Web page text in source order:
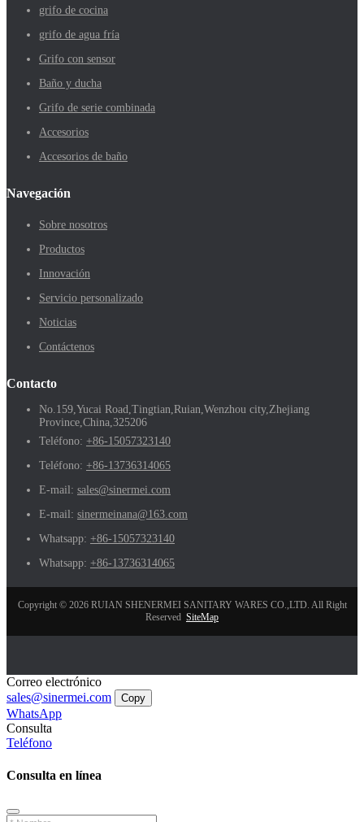
grifo de cocina
grifo de agua fría
Grifo con sensor
Baño y ducha
Grifo de serie combinada
Accesorios
Accesorios de baño
Navegación
Sobre nosotros
Productos
Innovación
Servicio personalizado
Noticias
Contáctenos
Contacto
No.159,Yucai Road,Tingtian,Ruian,Wenzhou city,Zhejiang
Province,China,325206
Teléfono: +86-15057323140
Teléfono: +86-13736314065
E-mail: sales@sinermei.com
E-mail: sinermeinana@163.com
Whatsapp: +86-15057323140
Whatsapp: +86-13736314065
Copyright © 2026 RUIAN SHENERMEI SANITARY WARES CO.,LTD. All Right
Reserved SiteMap
Correo electrónico
sales@sinermei.com
Copy
WhatsApp
Consulta
Teléfono
Consulta en línea